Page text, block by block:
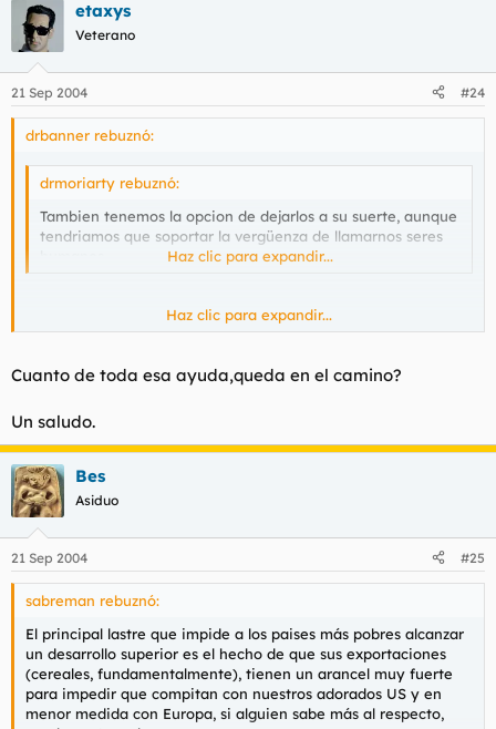
etaxys
Veterano
21 Sep 2004 #24
drbanner rebuznó:
drmoriarty rebuznó:
Tambien tenemos la opcion de dejarlos a su suerte, aunque
tendriamos que soportar la vergüenza de llamarnos seres
Haz clic para expandir...
Es lo más sensato que leí últimamente en el foro
Haz clic para expandir...
Cuanto de toda esa ayuda,queda en el camino?
Un saludo.
Bes
Asiduo
21 Sep 2004 #25
sabreman rebuznó:
El principal lastre que impide a los paises más pobres alcanzar
un desarrollo superior es el hecho de que sus exportaciones
(cereales, fundamentalmente), tienen un arancel muy fuerte
para impedir que compitan con nuestros adorados US y en
menor medida con Europa, si alguien sabe más al respecto,